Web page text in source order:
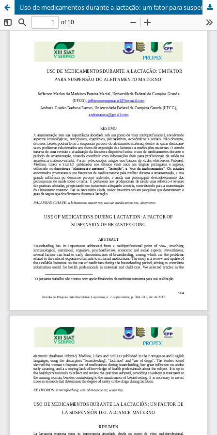
Uso de medicamentos durante a lactação: um fator para suspensão do aleitamento materno